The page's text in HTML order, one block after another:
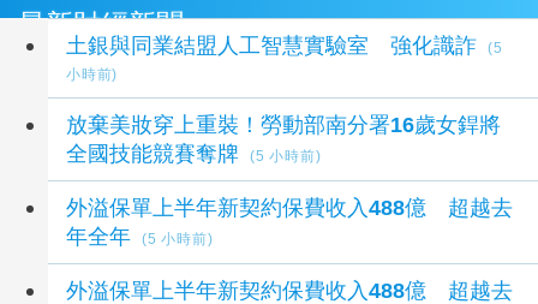
最新財經新聞
土銀與同業結盟人工智慧實驗室 強化識詐
(5
小時前)
放棄美妝穿上重裝！勞動部南分署16歲女銲將
全國技能競賽奪牌
(5 小時前)
外溢保單上半年新契約保費收入488億 超越去
年全年
(5 小時前)
外溢保單上半年新契約保費收入488億 超越去